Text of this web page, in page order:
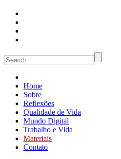
Home
Sobre
Reflexões
Qualidade de Vida
Mundo Digital
Trabalho e Vida
Materiais
Contato